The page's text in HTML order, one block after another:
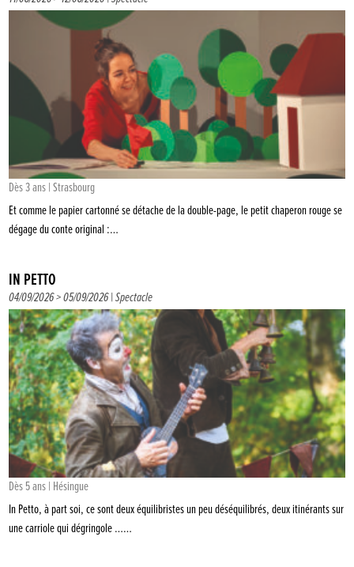
Dès 3 ans | Strasbourg
Et comme le papier cartonné se détache de la double-page, le petit chaperon rouge se
dégage du conte original :…
IN PETTO
04/09/2026 > 05/09/2026 |Spectacle
Dès 5 ans | Hésingue
In Petto, à part soi, ce sont deux équilibristes un peu déséquilibrés, deux itinérants sur
une carriole qui dégringole ……